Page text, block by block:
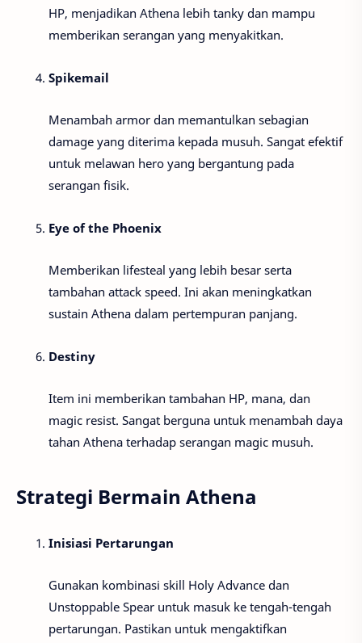
HP, menjadikan Athena lebih tanky dan mampu
memberikan serangan yang menyakitkan.
Spikemail
Menambah armor dan memantulkan sebagian
damage yang diterima kepada musuh. Sangat efektif
untuk melawan hero yang bergantung pada
serangan fisik.
Eye of the Phoenix
Memberikan lifesteal yang lebih besar serta
tambahan attack speed. Ini akan meningkatkan
sustain Athena dalam pertempuran panjang.
Destiny
Item ini memberikan tambahan HP, mana, dan
magic resist. Sangat berguna untuk menambah daya
tahan Athena terhadap serangan magic musuh.
Strategi Bermain Athena
Inisiasi Pertarungan
Gunakan kombinasi skill Holy Advance dan
Unstoppable Spear untuk masuk ke tengah-tengah
pertarungan. Pastikan untuk mengaktifkan